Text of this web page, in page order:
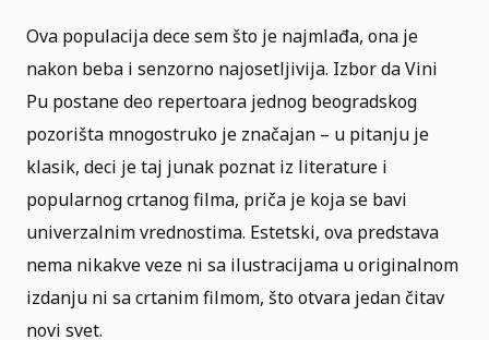
Ova populacija decesem što je najmlađa, ona je
nakon beba i senzorno najosetljivija. Izbor da Vini
Pu postane deo repertoara jednog beogradskog
pozorišta mnogostruko je značajan – u pitanju je
klasik, deci je taj junak poznat iz literature i
popularnog crtanog filma, priča je koja se bavi
univerzalnim vrednostima. Estetski, ova predstava
nema nikakve veze ni sa ilustracijama u originalnom
izdanju ni sa crtanim filmom, što otvara jedan čitav
novi svet.